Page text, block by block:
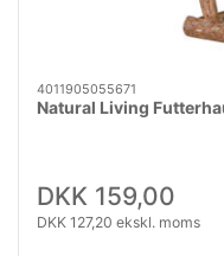
4011905055671
Natural Living
DKK 159,00
DKK 127,20 ekskl. moms